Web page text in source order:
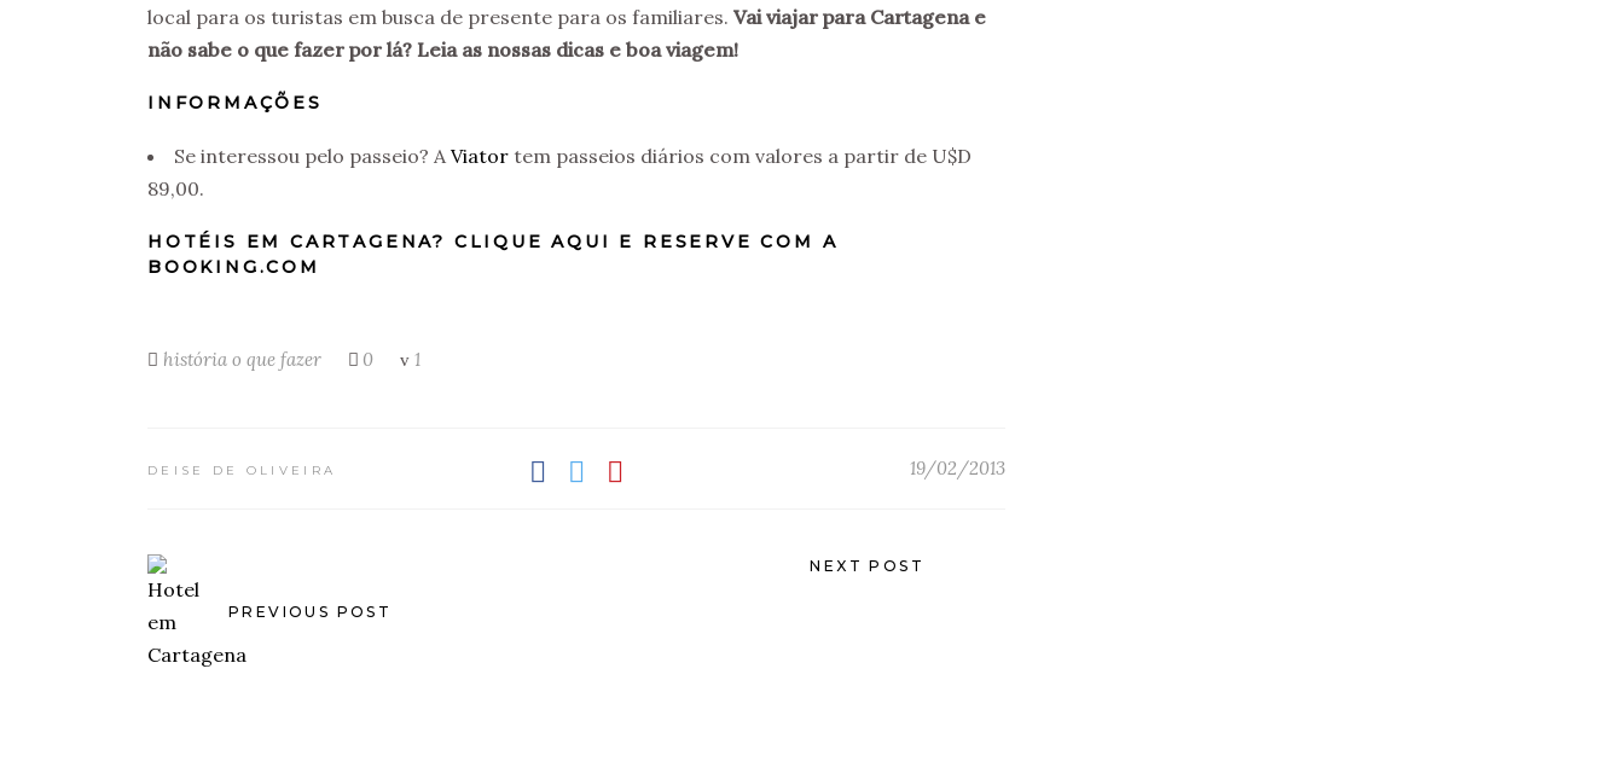
local para os turistas em busca de presente para os familiares. Vai viajar para Cartagena e
não sabe o que fazer por lá? Leia as nossas dicas e boa viagem!
INFORMAÇÕES
Se interessou pelo passeio? A Viator tem passeios diários com valores a partir de U$D
89,00.
HOTÉIS EM CARTAGENA? CLIQUE AQUI E RESERVE COM A
BOOKING.COM
história o que fazer 0 1
DEISE DE OLIVEIRA 19/02/2013
PREVIOUS POST
NEXT POST